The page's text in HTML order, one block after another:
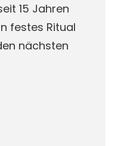
15 Jahren
festes Ritual
nächsten